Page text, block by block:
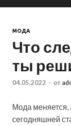
МОДА
Что
ты
04.05.2022 - от
Мода меняется,
сегодняшней